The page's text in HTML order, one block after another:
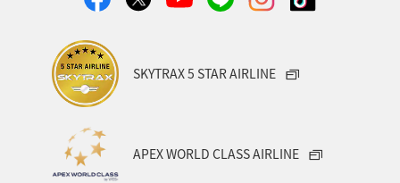
四国地方 歴史・文化・芸術 西表島
群馬県 鹿児島県
アメリカ アメリカ・カナダ・中南米
中国地方
石垣 沖縄県
SKYTRAX 5 STAR AIRLINE
APEX WORLD CLASS AIRLINE